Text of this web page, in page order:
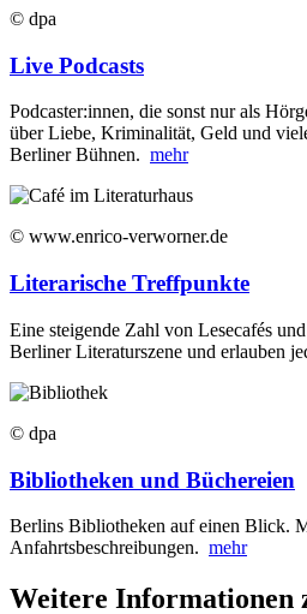
© dpa
Live Podcasts
Podcaster:innen, die sonst nur als
über Liebe, Kriminalität, Geld und
Berliner Bühnen. mehr
© www.enrico-verworner.de
Literarische Treffpunkte
Eine steigende Zahl von Lesecafés
Berliner Literaturszene und erlauben
© dpa
Bibliotheken und Büchereien
Berlins Bibliotheken auf einen Blick.
Anfahrtsbeschreibungen. mehr
Weitere Informationen